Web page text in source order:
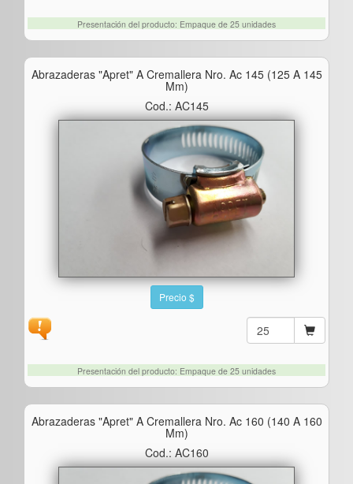
Presentación del producto: Empaque de 25 unidades
Abrazaderas "apret" A Cremallera Nro. Ac 145 (125 A 145
Mm)
Cod.: AC145
Precio $
Presentación del producto: Empaque de 25 unidades
Abrazaderas "apret" A Cremallera Nro. Ac 160 (140 A 160
Mm)
Cod.: AC160